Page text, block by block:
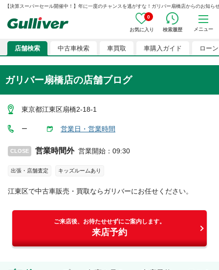
【決算スーパーセール開催中！】年に一度のチャンスを逃がすな！ガリバー扇橋店からのお知
0
お気に入り 検索履歴 メニュー
店舗検索 中古車検索 車買取 車購入ガイド ローン
ガリバー扇橋店の店舗ブログ
東京都江東区扇橋2-18-1
ー 営業日・営業時間
CLOSE 営業時間外 営業開始 ： 09:30
出張・店舗査定 キッズルームあり
江東区で中古車販売・買取ならガリバーにお任せください。
ご来店後、お待たせせずにご案内します。
来店予約